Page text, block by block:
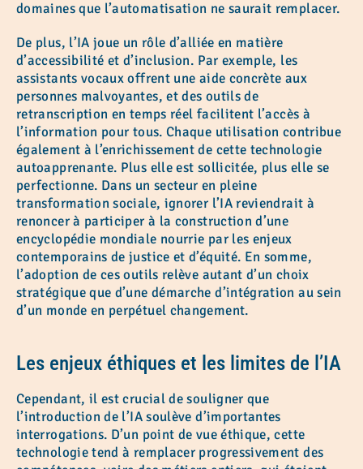
domaines que l’automatisation ne saurait remplacer.
De plus, l’IA joue un rôle d’alliée en matière
d’accessibilité et d’inclusion. Par exemple, les
assistants vocaux offrent une aide concrète aux
personnes malvoyantes, et des outils de
retranscription en temps réel facilitent l’accès à
l’information pour tous. Chaque utilisation contribue
également à l’enrichissement de cette technologie
autoapprenante. Plus elle est sollicitée, plus elle se
perfectionne. Dans un secteur en pleine
transformation sociale, ignorer l’IA reviendrait à
renoncer à participer à la construction d’une
encyclopédie mondiale nourrie par les enjeux
contemporains de justice et d’équité. En somme,
l’adoption de ces outils relève autant d’un choix
stratégique que d’une démarche d’intégration au sein
d’un monde en perpétuel changement.
Les enjeux éthiques et les limites de l’IA
Cependant, il est crucial de souligner que
l’introduction de l’IA soulève d’importantes
interrogations. D’un point de vue éthique, cette
technologie tend à remplacer progressivement des